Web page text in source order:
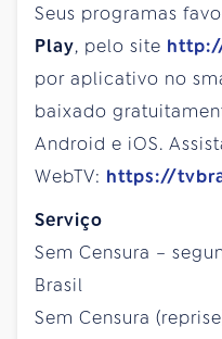
Seus programas
Play, pelo site
por aplicativo no
baixado
Android e iOS.
WebTV: https://
Serviço
Sem Censura –
Brasil
Sem Censura